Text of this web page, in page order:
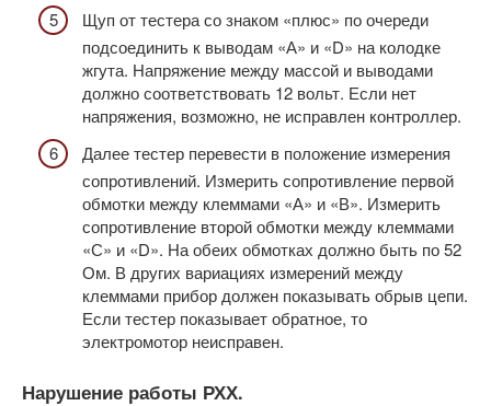
Щуп от тестера со знаком «плюс» по очереди
подсоединить к выводам «А» и «D» на колодке
жгута. Напряжение между массой и выводами
должно соответствовать 12 вольт. Если нет
напряжения, возможно, не исправлен контроллер.
Далее тестер перевести в положение измерения
сопротивлений. Измерить сопротивление первой
обмотки между клеммами «А» и «В». Измерить
сопротивление второй обмотки между клеммами
«С» и «D». На обеих обмотках должно быть по 52
Ом. В других вариациях измерений между
клеммами прибор должен показывать обрыв цепи.
Если тестер показывает обратное, то
электромотор неисправен.
Нарушение работы РХХ.